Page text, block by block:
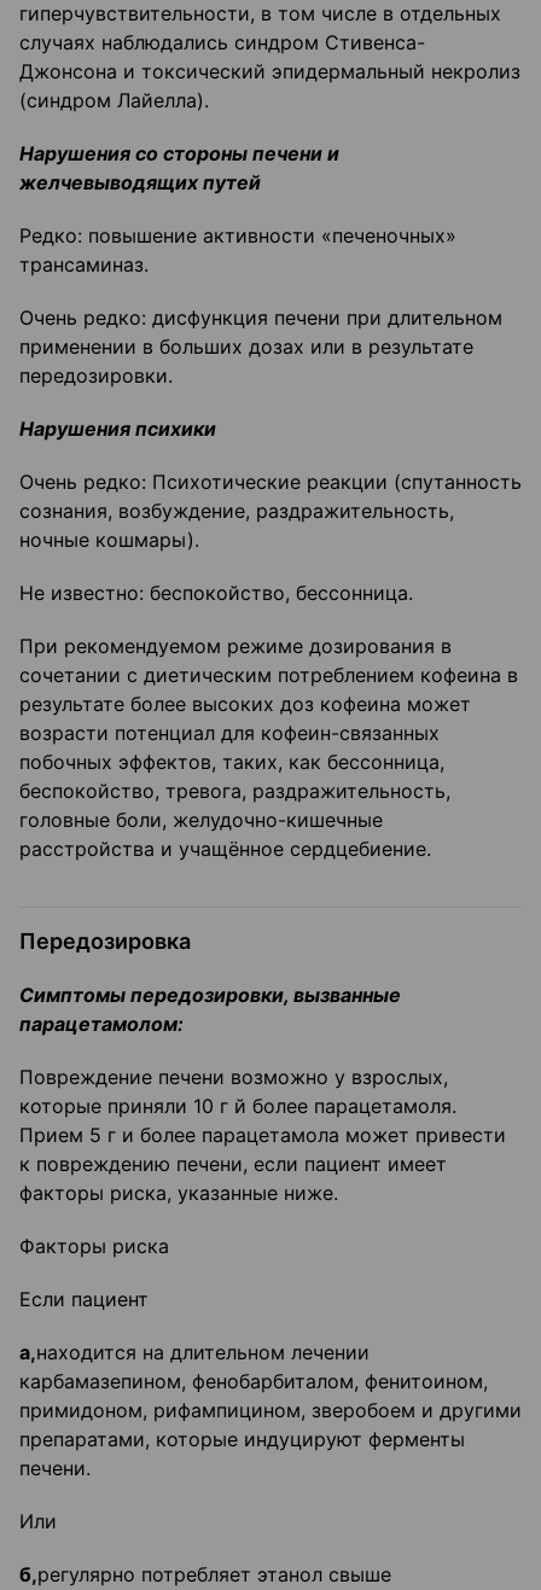
гиперчувствительности, в том числе в отдельных
случаях наблюдались синдром Стивенса-
Джонсона и токсический эпидермальный некролиз
(синдром Лайелла).
Нарушения со стороны печени и
желчевыводящих путей
Редко: повышение активности «печеночных»
трансаминаз.
Очень редко: дисфункция печени при длительном
применении в больших дозах или в результате
передозировки.
Нарушения психики
Очень редко: Психотические реакции (спутанность
сознания, возбуждение, раздражительность,
ночные кошмары).
Не известно: беспокойство, бессонница.
При рекомендуемом режиме дозирования в
сочетании с диетическим потреблением кофеина в
результате более высоких доз кофеина может
возрасти потенциал для кофеин-связанных
побочных эффектов, таких, как бессонница,
беспокойство, тревога, раздражительность,
головные боли, желудочно-кишечные
расстройства и учащённое сердцебиение.
Передозировка
Симптомы передозировки, вызванные
парацетамолом:
Повреждение печени возможно у взрослых,
которые приняли 10 г й более парацетамоля.
Прием 5 г и более парацетамола может привести
к повреждению печени, если пациент имеет
факторы риска, указанные ниже.
Факторы риска
Если пациент
а,находится на длительном лечении
карбамазепином, фенобарбиталом, фенитоином,
примидоном, рифампицином, зверобоем и другими
препаратами, которые индуцируют ферменты
печени.
Или
б,регулярно потребляет этанол свыше